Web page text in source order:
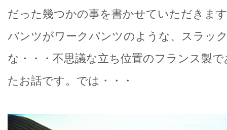
だった幾つかの事を書かせていただきま
パンツがワークパンツのような、スラッ
な・・・不思議な立ち位置のフランス製
たお話です。では・・・